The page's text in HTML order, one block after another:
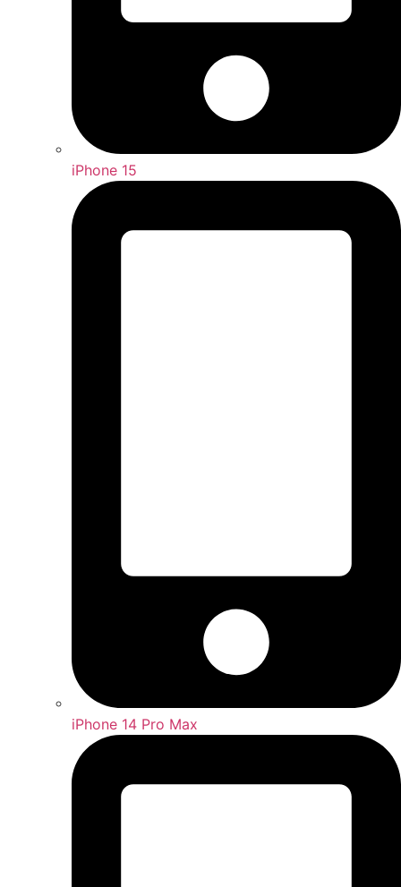
iPhone 15
iPhone 14 Pro Max